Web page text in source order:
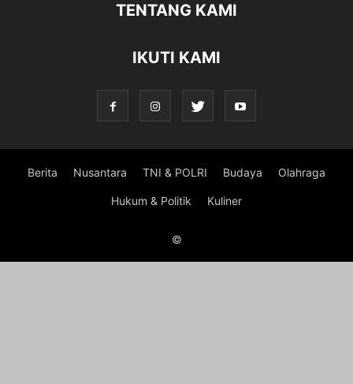
TENTANG KAMI
IKUTI KAMI
Berita Nusantara TNI & POLRI Budaya Olahraga
Hukum & Politik Kuliner
©